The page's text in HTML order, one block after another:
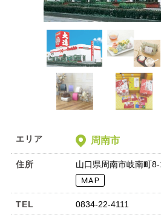
エリア 周南市
住所 山口県周南市岐南町
TEL 0834-22-4111